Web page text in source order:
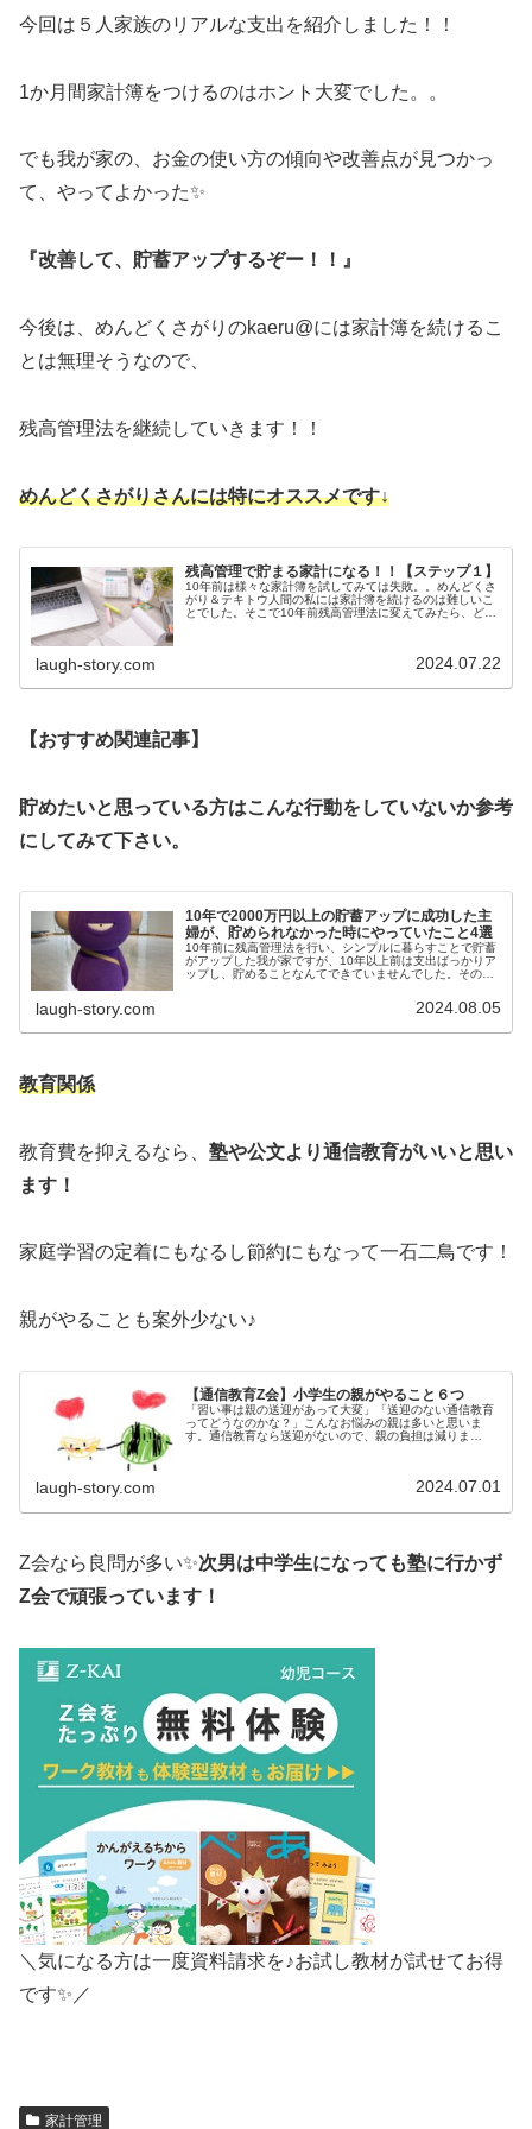
今回は５人家族のリアルな支出を紹介しました！！
1か月間家計簿をつけるのはホント大変でした。。
でも我が家の、お金の使い方の傾向や改善点が見つかっ
て、やってよかった✨
『改善して、貯蓄アップするぞー！！』
今後は、めんどくさがりのkaeru@には家計簿を続けるこ
とは無理そうなので、
残高管理法を継続していきます！！
めんどくさがりさんには特にオススメです↓
残高管理で貯まる家計になる！！【ステップ１】
10年前は様々な家計簿を試してみては失敗。。めんどくさ
がり＆テキトウ人間の私には家計簿を続けるのは難しいこ
とでした。そこで10年前残高管理法に変えてみたら、どん
laugh-story.com 2024.07.22
【おすすめ関連記事】
貯めたいと思っている方はこんな行動をしていないか参考
にしてみて下さい。
10年で2000万円以上の貯蓄アップに成功した主
婦が、貯められなかった時にやっていたこと4選
10年前に残高管理法を行い、シンプルに暮らすことで貯蓄
がアップした我が家ですが、10年以上前は支出ばっかりア
ップし、貯めることなんてできていませんでした。その時
laugh-story.com 2024.08.05
教育関係
教育費を抑えるなら、 塾や公文より通信教育がいいと思い
ます！
家庭学習の定着にもなるし節約にもなって一石二鳥です！
親がやることも案外少ない♪
【通信教育Z会】小学生の親がやること６つ
「習い事は親の送迎があって大変」「送迎のない通信教育
ってどうなのかな？」こんなお悩みの親は多いと思いま
す。通信教育なら送迎がないので、親の負担は減りま
laugh-story.com 2024.07.01
Z会なら良問が多い✨次男は中学生になっても塾に行かず
Z会で頑張っています！
＼気になる方は一度資料請求を♪お試し教材が試せてお得
です✨／
家計管理